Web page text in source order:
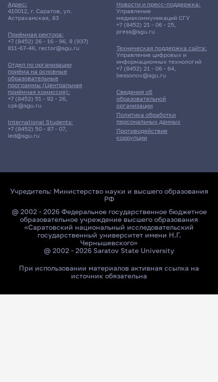
Адрес:
410012, г. Саратов, ул.
Астраханская, 83
Приёмная ректора:
+7 (8452) 26 - 16 - 96, 8 (937)
811-67-46, rector@sgu.ru
Отдел по организации
приёма на основные
образовательные
программы (Центральная
приёмная комиссия):
+7 (8452) 51 - 92 - 26,
cpk@sgu.ru
International Students:
+7 (8452) 50 - 87 - 07,
ied@sgu.ru
Сведения об
образовательной
организации
Политика обработки
персональных данных
Противодействие
коррупции
Новости и пресс-поддержка:
Управление
медиакоммуникаций СГУ
+7 (8452) 21 - 06 - 25,
press@sgu.ru
Техническая поддержка сайта:
Управление цифровых и
информационных технологий
+7 (8452) 21 - 06 - 64,
bessonov@sgu.ru
Учредитель: Министерство науки и высшего образования
РФ
@ 2002 - 2026 Федеральное государственное бюджетное
образовательное учреждение высшего образования
«Саратовский национальный исследовательский
государственный университет имени Н.Г.
Чернышевского»
@ 2002 - 2026 Saratov State University
При использовании материалов активная ссылка на
источник обязательна